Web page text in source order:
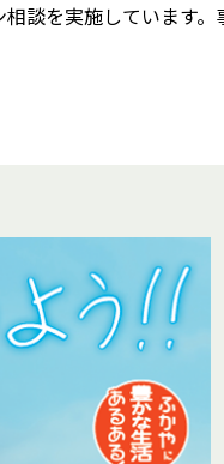
談を実施しています。